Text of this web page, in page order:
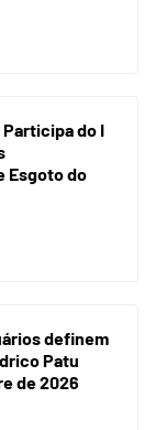
do I
Esgoto do
definem
Patu
de 2026